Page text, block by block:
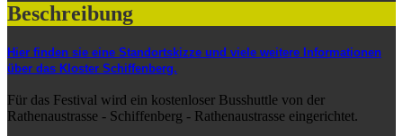
Beschreibung
Hier finden sie eine Standortskizze und viele weitere Informationen
über das Kloster Schiffenberg.
Für das Festival wird ein kostenloser Busshuttle von der
Rathenaustrasse - Schiffenberg - Rathenaustrasse eingerichtet.